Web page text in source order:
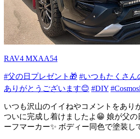
RAV4 MXAA54
#父の日プレゼント🎁 #いつもたくさん
ありがとうございます😊 #DIY
いつも沢山のイイねやコメントをあり
ついに完成し着けましたよ😁 娘が父
ーフマーカー✨ ボディー同色で塗装し